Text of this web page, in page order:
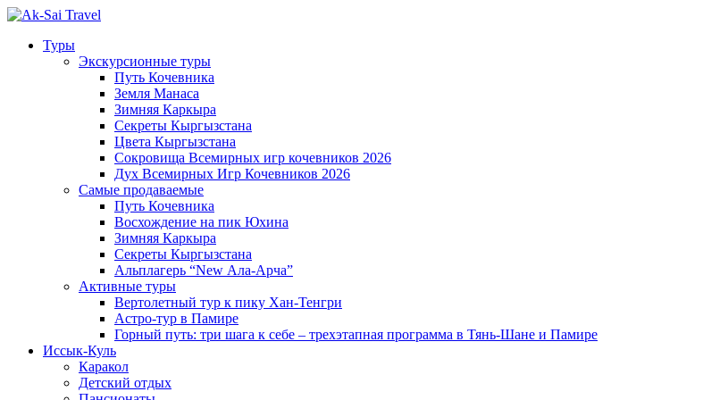
Туры
Экскурсионные туры
Путь Кочевника
Земля Манаса
Зимняя Каркыра
Секреты Кыргызстана
Цвета Кыргызстана
Сокровища Всемирных игр кочевников 2026
Дух Всемирных Игр Кочевников 2026
Самые продаваемые
Путь Кочевника
Восхождение на пик Юхина
Зимняя Каркыра
Секреты Кыргызстана
Альплагерь “New Ала-Арча”
Активные туры
Вертолетный тур к пику Хан-Тенгри
Астро-тур в Памире
Горный путь: три шага к себе – трехэтапная программа в Тянь-Шане и Памире
Иссык-Куль
Каракол
Детский отдых